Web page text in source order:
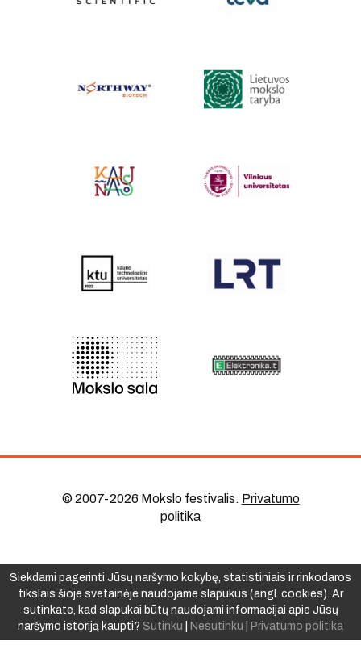
© 2007-2026 Mokslo festivalis. Privatumo
politika
Siekdami pagerinti Jūsų naršymo kokybę, statistiniais ir rinkodaros
tikslais šioje svetainėje naudojame slapukus (angl. cookies). Ar
sutinkate, kad slapukai būtų naudojami informacijai apie Jūsų
naršymo istoriją kaupti? Sutinku Nesutinku Privatumo politika